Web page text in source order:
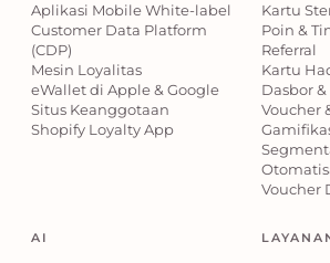
Aplikasi Mobile White-label
Customer Data Platform
(CDP)
Mesin Loyalitas
eWallet di Apple & Google
Situs Keanggotaan
Shopify Loyalty App
Kartu
Poin &
Referral
Kartu
Dasbor
Voucher
Voucher
AI